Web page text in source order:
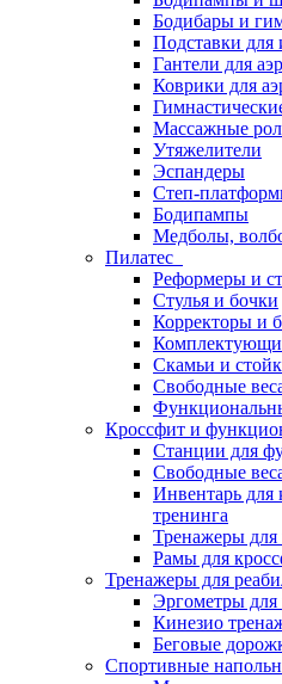
Бодибары и
Подставки для
Гантели для
Коврики для
Массажные
Утяжелители
Эспандеры
Степ-
Бодипампы
Медболы,
Пилатес
Реформеры и
Стулья и бочки
Корректоры и
Скамьи и
Свободные
Кроссфит и
Станции для
Свободные
Инвентарь для
тренинга
Тренажеры для
Рамы для
Тренажеры для
Эргометры для
Кинезио
Беговые
Спортивные